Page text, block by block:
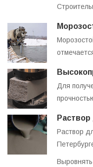
Для
Раствор